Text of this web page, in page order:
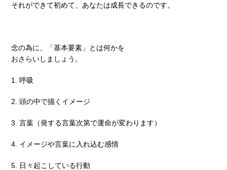
それができて初めて、あなたは成長できるのです。
念の為に、「基本要素」とは何かを
おさらいしましょう。
1. 呼吸
2. 頭の中で描くイメージ
3. 言葉（発する言葉次第で運命が変わります）
4. イメージや言葉に入れ込む感情
5. 日々起こしている行動